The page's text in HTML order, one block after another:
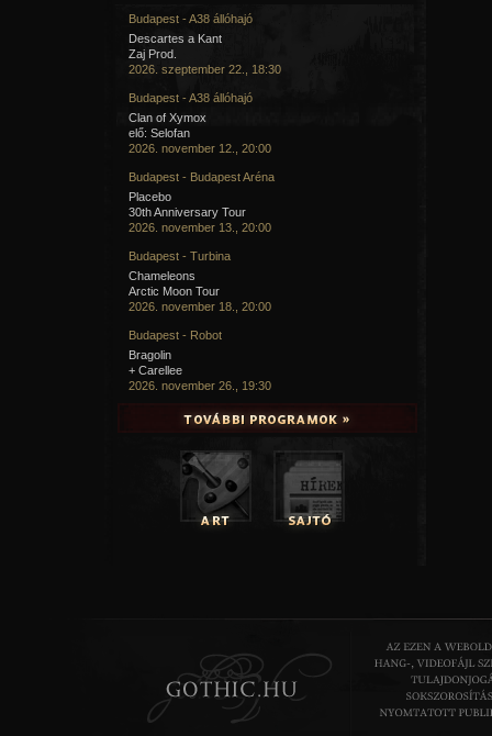
Budapest - A38 állóhajó
Descartes a Kant
Zaj Prod.
2026. szeptember 22., 18:30
Budapest - A38 állóhajó
Clan of Xymox
elő: Selofan
2026. november 12., 20:00
Budapest - Budapest Aréna
Placebo
30th Anniversary Tour
2026. november 13., 20:00
Budapest - Turbina
Chameleons
Arctic Moon Tour
2026. november 18., 20:00
Budapest - Robot
Bragolin
+ Carellee
2026. november 26., 19:30